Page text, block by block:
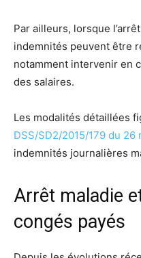
Par ailleurs, lorsque
indemnités peuvent être
notamment intervenir en
des salaires.
Les modalités détaillées
DSS/SD2/2015/179 du 26
indemnités journalières
Arrêt maladie
congés payés